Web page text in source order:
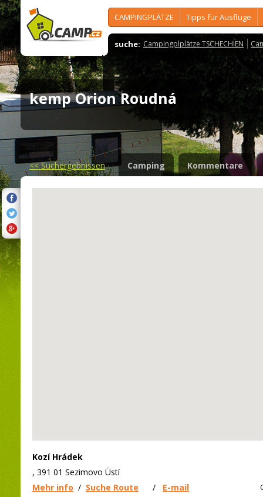
CAMPINGPLÄTZE Tipps für Ausflüge
suche: Campingplplätze TSCHECHIEN
kemp Orion Roudná
<<Suchergebnissen Camping Kommentare
Kozí Hrádek
, 391 01 Sezimovo Ústí
Mehr info / Suche Route / E-mail